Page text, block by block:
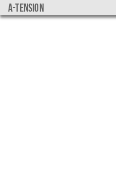
a-tension